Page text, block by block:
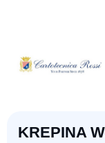
KREPINA